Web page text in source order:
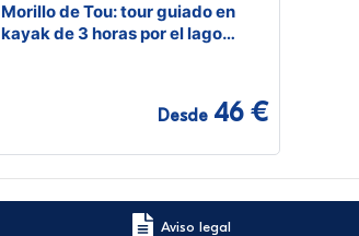
Morillo de Tou: tour guiado en
kayak de 3 horas por el lago
Desde 46 €
Aviso legal